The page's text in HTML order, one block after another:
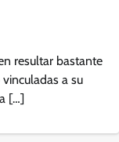
resultar bastante
a su
[…]